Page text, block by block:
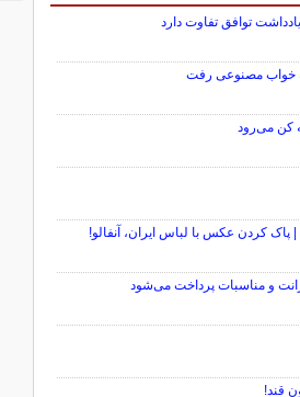
توافق تفاوت دارد
به خواب مصنوعی رفت
کن می‌رود
پاک کردن عکس با لباس ایران، آنفالو!
و مناسبات پرداخت می‌شود
قند!